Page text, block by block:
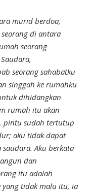
murid berdoa,
seorang di antara
seorang
seorang sahabatku
singgah ke rumahku
dihidangkan
rumah itu akan
pintu sudah tertutup
aku tidak dapat
Aku berkata
dan
itu adalah
yang tidak malu itu, ia